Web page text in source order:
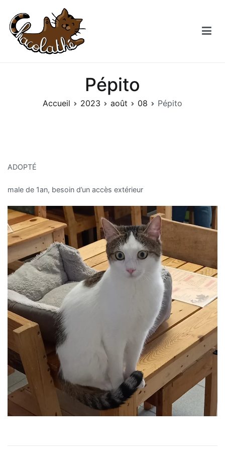
contenu
Pépito
Accueil 2023 août 08 Pépito
ADOPTÉ
male de 1an, besoin d’un accès extérieur